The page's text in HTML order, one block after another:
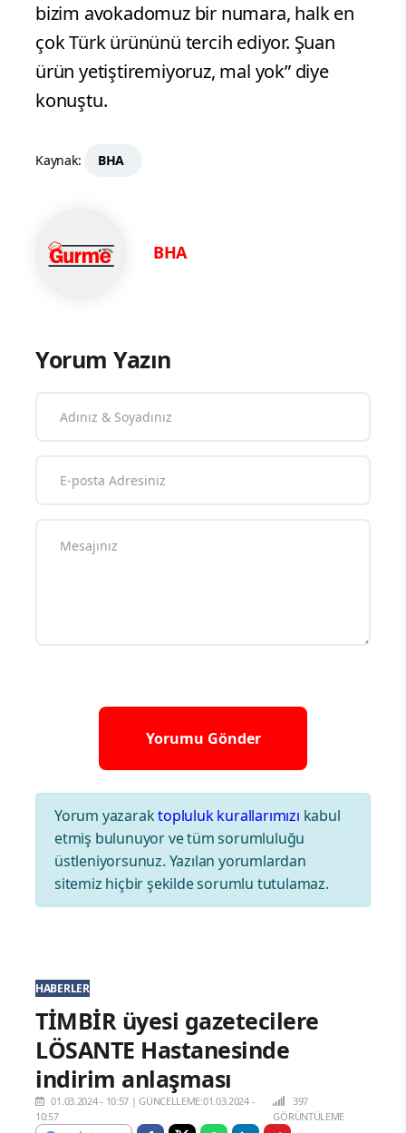
bizim avokadomuz bir numara, halk en
çok Türk ürününü tercih ediyor. Şuan
ürün yetiştiremiyoruz, mal yok” diye
konuştu.
Kaynak: BHA
BHA
Yorum Yazın
Yorum yazaraktopluluk kurallarımızı kabul
etmiş bulunuyor ve tüm sorumluluğu
üstleniyorsunuz. Yazılan yorumlardan
sitemiz hiçbir şekilde sorumlu tutulamaz.
HABERLER
TİMBİR üyesi gazetecilere
LÖSANTE Hastanesinde
indirim anlaşması
01.03.2024 - 10:57 |GÜNCELLEME:01.03.2024 -
10:57
397
GÖRÜNTÜLEME